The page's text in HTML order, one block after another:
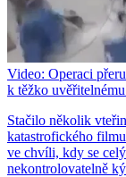
Video: Operaci
k těžko
Stačilo několik
katastrofického
ve chvíli, kdy se
nekontrolovatelně